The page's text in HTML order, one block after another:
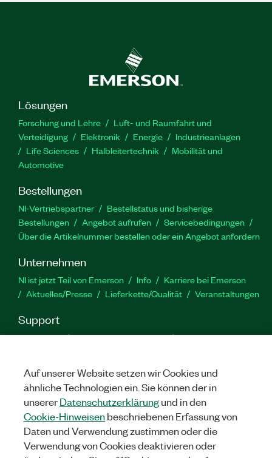
Lösungen
Forschung und Lehre
Luft- und Raumfahrt und
Verteidigung
Elektronik Energie
Industrieanlagen
Life Sciences
Halbleitertechnik
Mobilität und
Automotive
Bestellungen
NI-Vertriebspartner
Bestellstatus und bisherige
Bestellungen
Angebot aufrufen
Servicebedingungen
Über die Artikelnummer bestellen oder ein Angebot anfordern
Unternehmen
NI ist jetzt Teil von Emerson Info
Karriere bei Emerson
Aktuelles/Presse
Lieferkette/Qualität Veranstaltungen
Support
Downloads Produktdokumentation
Diskussionsforen
YouTube
Twitter
©NATIONAL INSTRUMENTS CORP. ALLE RECHTE VORBEHALTEN.
Auf unserer Website setzen wir Cookies und
ähnliche Technologien ein. Sie können der in
unsererDatenschutzerklärungund in den
Cookie-Hinweisenbeschriebenen Erfassung von
Daten und Verwendung zustimmen oder die
Verwendung von Cookies deaktivieren oder